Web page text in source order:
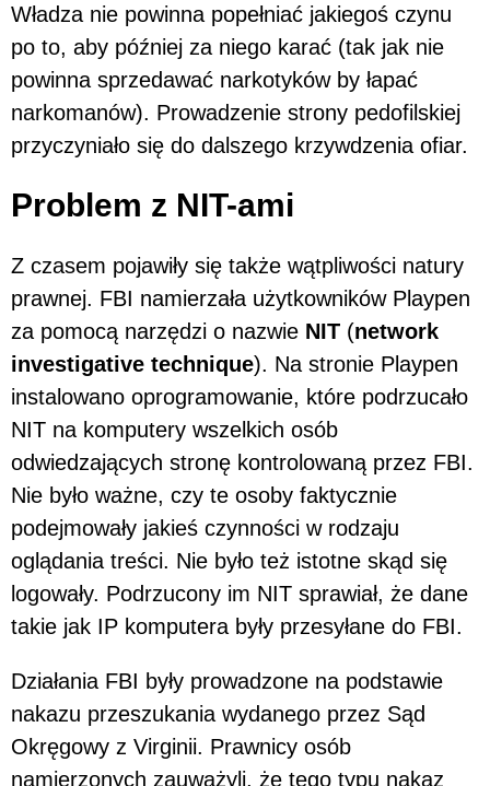
Władza nie powinna popełniać jakiegoś czynu
po to, aby później za niego karać (tak jak nie
powinna sprzedawać narkotyków by łapać
narkomanów). Prowadzenie strony pedofilskiej
przyczyniało się do dalszego krzywdzenia ofiar.
Problem z NIT-ami
Z czasem pojawiły się także wątpliwości natury
prawnej. FBI namierzała użytkowników Playpen
za pomocą narzędzi o nazwie NIT (network
investigative technique). Na stronie Playpen
instalowano oprogramowanie, które podrzucało
NIT na komputery wszelkich osób
odwiedzających stronę kontrolowaną przez FBI.
Nie było ważne, czy te osoby faktycznie
podejmowały jakieś czynności w rodzaju
oglądania treści. Nie było też istotne skąd się
logowały. Podrzucony im NIT sprawiał, że dane
takie jak IP komputera były przesyłane do FBI.
Działania FBI były prowadzone na podstawie
nakazu przeszukania wydanego przez Sąd
Okręgowy z Virginii. Prawnicy osób
namierzonych zauważyli, że tego typu nakaz